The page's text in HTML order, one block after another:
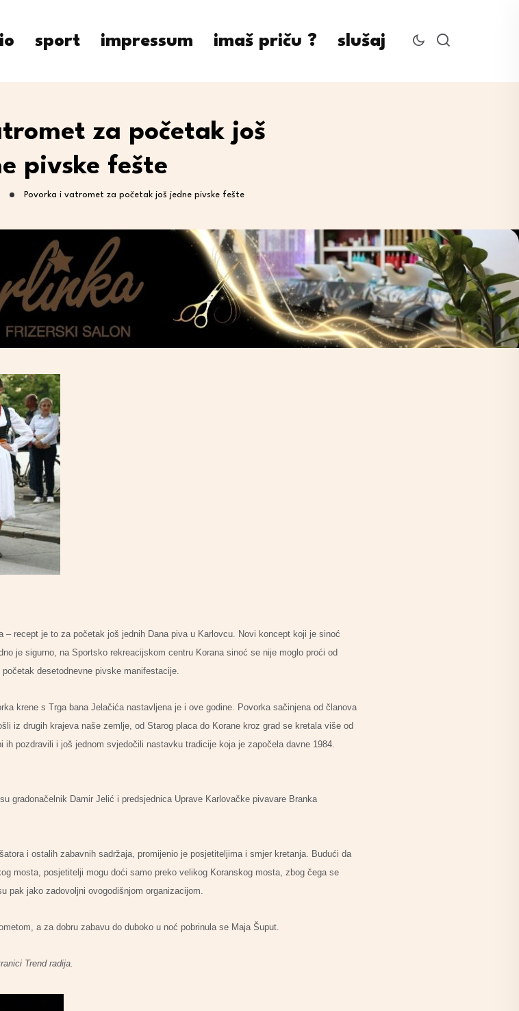
sport impressum imaš priču ? slušaj
za početak još
pivske fešte
Povorka i vatromet za početak još jedne pivske fešte
– recept je to za početak još jednih Dana piva u Karlovcu. Novi koncept koji je sinoć
je sigurno, na Sportsko rekreacijskom centru Korana sinoć se nije moglo proći od
desetodnevne pivske manifestacije.
krene s Trga bana Jelačića nastavljena je i ove godine. Povorka sačinjena od članova
iz drugih krajeva naše zemlje, od Starog placa do Korane kroz grad se kretala više od
pozdravili i još jednom svjedočili nastavku tradicije koja je započela davne 1984.
gradonačelnik Damir Jelić i predsjednica Uprave Karlovačke pivavare Branka
i ostalih zabavnih sadržaja, promijenio je posjetiteljima i smjer kretanja. Budući da
mosta, posjetitelji mogu doći samo preko velikog Koranskog mosta, zbog čega se
pak jako zadovoljni ovogodišnjom organizacijom.
a za dobru zabavu do duboko u noć pobrinula se Maja Šuput.
Trend radija.